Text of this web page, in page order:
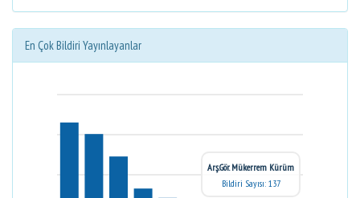
En Çok Bildiri Yayınlayanlar
Arş.Gör. Mükerrem Kürüm
Bildiri Sayısı: 137